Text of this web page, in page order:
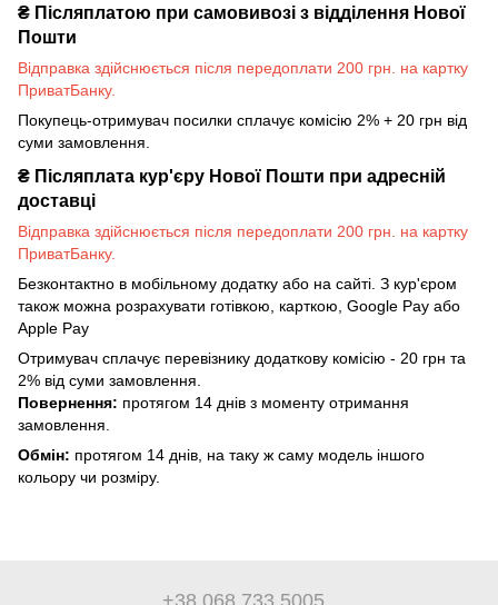
₴ Післяплатою при самовивозі з відділення Нової
Пошти
Відправка здійснюється після передоплати 200 грн. на картку
ПриватБанку.
Покупець-отримувач посилки сплачує комісію 2% + 20 грн від
суми замовлення.
₴ Післяплата кур'єру Нової Пошти при адресній
доставці
Відправка здійснюється після передоплати 200 грн. на картку
ПриватБанку.
Безконтактно в мобільному додатку або на сайті. З кур'єром
також можна розрахувати готівкою, карткою, Google Pay або
Apple Pay
Отримувач сплачує перевізнику додаткову комісію - 20 грн та
2% від суми замовлення.
Повернення: протягом 14 днів з моменту отримання
замовлення.
Обмін: протягом 14 днів, на таку ж саму модель іншого
кольору чи розміру.
+38 068 733 5005